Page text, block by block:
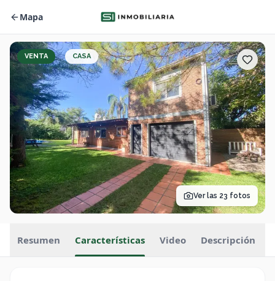
Mapa
VENTA CASA
Ver las 23 fotos
Resumen Características Video Descripción